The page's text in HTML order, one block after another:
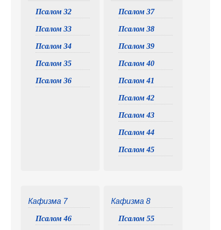
Псалом 32
Псалом 33
Псалом 34
Псалом 35
Псалом 36
Псалом 37
Псалом 38
Псалом 39
Псалом 40
Псалом 41
Псалом 42
Псалом 43
Псалом 44
Псалом 45
Кафизма 7
Псалом 46
Кафизма 8
Псалом 55